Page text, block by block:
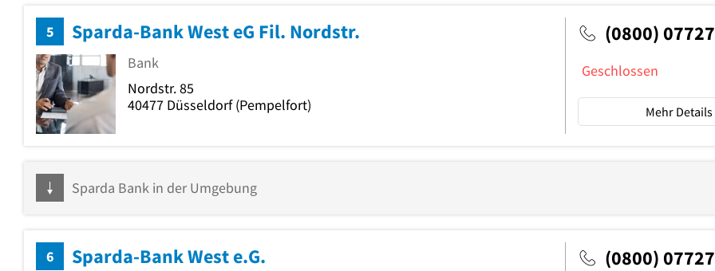
5 Sparda-Bank West eG Fil. Nordstr.
Bank
Nordstr. 85
40477 Düsseldorf(Pempelfort)
(0800)
Geschlossen
Mehr Details
Sparda Bank in der Umgebung
6 Sparda-Bank West e.G. (0800)